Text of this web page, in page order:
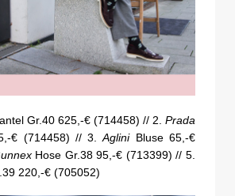
Gr.40 625,-€ (714458) // 2. Prada
€ (714458) // 3.AgliniBluse 65,-€
Hose Gr.38 95,-€ (713399) // 5.
220,-€ (705052)